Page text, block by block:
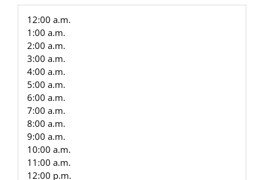
12:00 a.m.
1:00 a.m.
2:00 a.m.
3:00 a.m.
4:00 a.m.
5:00 a.m.
6:00 a.m.
7:00 a.m.
8:00 a.m.
9:00 a.m.
10:00 a.m.
11:00 a.m.
12:00 p.m.